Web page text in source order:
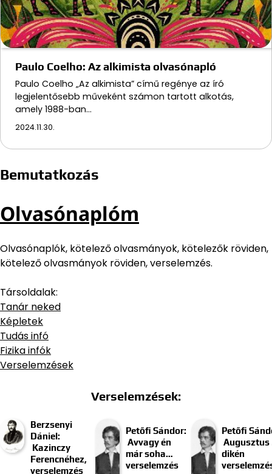
Paulo Coelho: Az alkimista olvasónapló
Paulo Coelho „Az alkimista” című regénye az író
legjelentősebb műveként számon tartott alkotás,
amely 1988-ban…
2024.11.30.
Bemutatkozás
Olvasónaplóm
Olvasónaplók, kötelező olvasmányok, kötelezők röviden,
kötelező olvasmányok röviden, verselemzés.
Társoldalak:
Tanár neked
Képletek
Tudás infó
Fizika infók
Verselemzések
Verselemzések:
Berzsenyi
Dániel:
Kazinczy
Ferencnéhez,
verselemzés
Petőfi Sándor:
Avvagy én
már soha…
verselemzés
Petőfi
Augusztus
dikén